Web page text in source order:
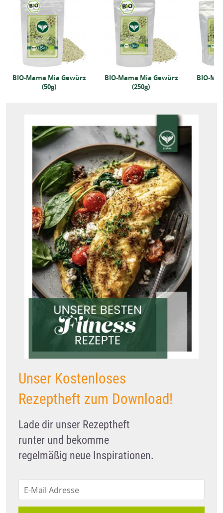
BIO-Mama Mia Gewürz
(50g)
BIO-Mama Mia Gewürz
(250g)
BIO-
Unser Kostenloses
Rezeptheft zum Download!
Lade dir unser Rezeptheft
runter und bekomme
regelmäßig neue Inspirationen.